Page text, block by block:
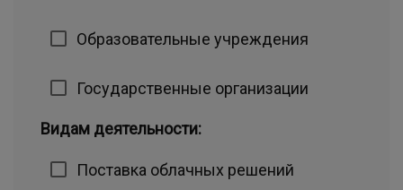
Образовательные учреждения
Государственные организации
Видам деятельности:
Поставка облачных решений